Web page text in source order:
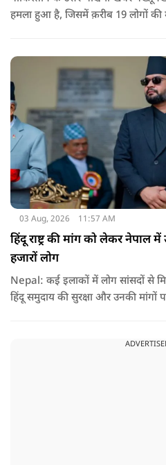
हमला हुआ है, जिसमें क़रीब 19 लोगों की
03 Aug, 2026 11:57 AM
हिंदू राष्ट्र की मांग को लेकर नेपाल
हजारों लोग
Nepal: कई इलाकों में लोग सांसदों से
हिंदू समुदाय की सुरक्षा और उनकी मांगों
बात रखें और संसद में भी उनकी आवाज